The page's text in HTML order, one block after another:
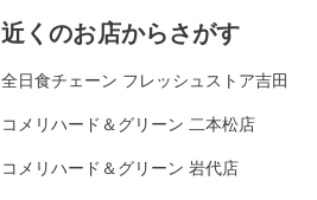
近くのお店からさがす
全日食チェーン フレッシュストア吉田
コメリハード＆グリーン 二本松店
コメリハード＆グリーン 岩代店